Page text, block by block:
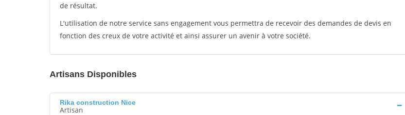
de résultat.
L'utilisation de notre service sans engagement vous permettra de recevoir des demandes de devis en
fonction des creux de votre activité et ainsi assurer un avenir à votre société.
Artisans Disponibles
Rika construction Nice
Artisan